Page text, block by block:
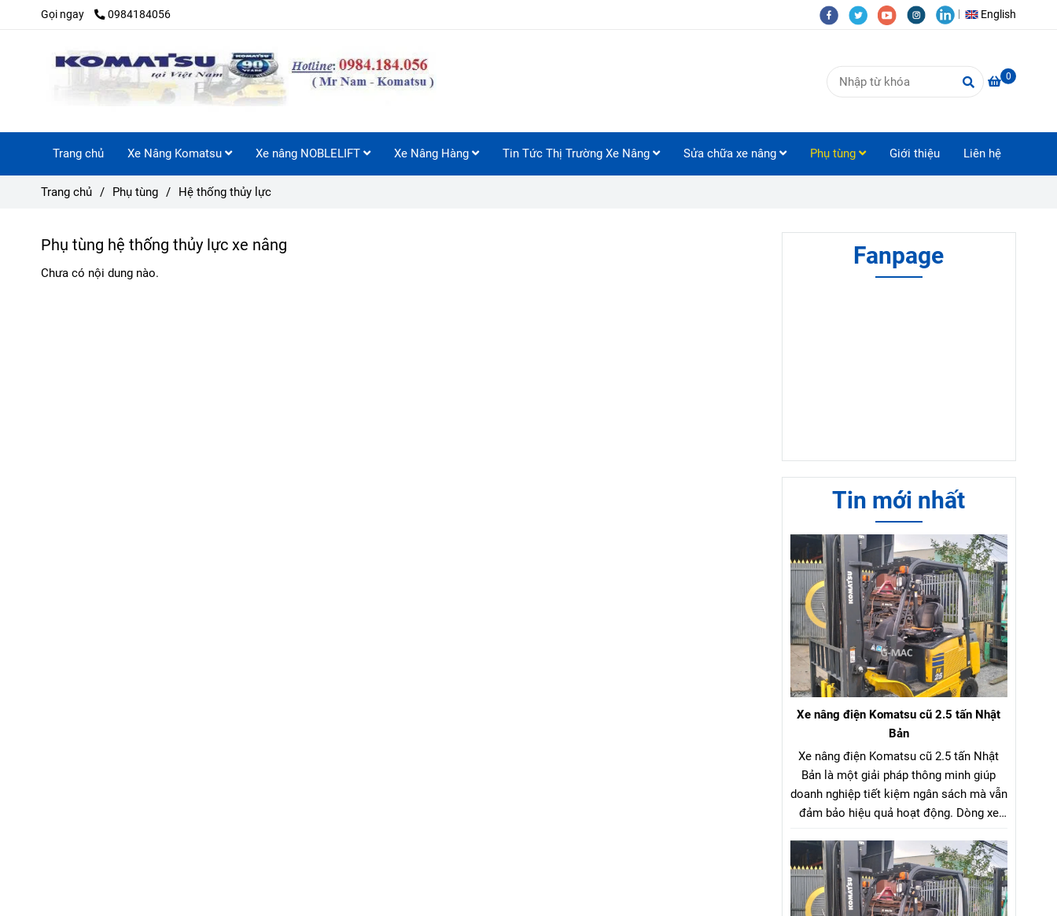
Gọi ngay 0984184056 English
0
Trang chủ Xe Nâng Komatsu Xe nâng NOBLELIFT Xe Nâng Hàng Tin Tức Thị Trường Xe Nâng Sửa chữa xe nâng Phụ tùng Giới thiệu Liên hệ
Trang chủ / Phụ tùng / Hệ thống thủy lực
Phụ tùng hệ thống thủy lực xe nâng
Chưa có nội dung nào.
Fanpage
Tin mới nhất
Xe nâng điện Komatsu cũ 2.5 tấn Nhật
Bản
Xe nâng điện Komatsu cũ 2.5 tấn Nhật
Bản là một giải pháp thông minh giúp
doanh nghiệp tiết kiệm ngân sách mà vẫn
đảm bảo hiệu quả hoạt động. Dòng xe
là lựa chọn tối ưu cho hầu hết các nhà
máy, kho bãi, xưởng sản xuất. Với tải
trọng nâng phù hợp, xe có thể dễ dàng di
chuyển và nâng hạ nhiều loại hàng hóa